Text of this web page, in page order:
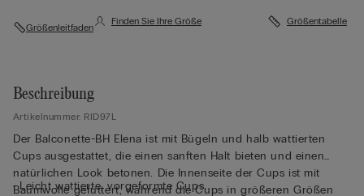
Größenleitfaden
Finden Sie Ihre Größe Größentabelle
Beschreibung
Artikelnummer: RID97L
Der Balconette-BH Elena ist mit Bügeln und halb wattierten
Cups ausgestattet, die einen sanften Halt bieten und einen
natürlichen Look betonen. Die Innenseite der Cups ist mit
Baumwolle gefüttert, während die Cups in größeren Größen
• Leicht wattierte, vorgeformte Cups